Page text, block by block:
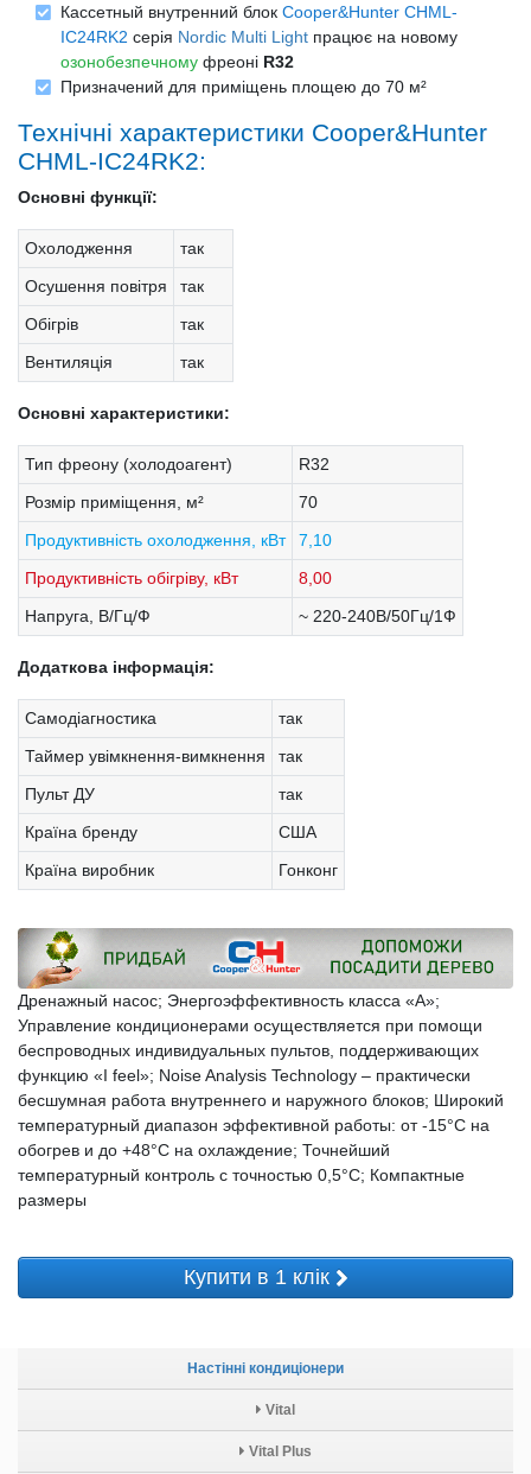
Настінні кондиціонери
Vital
Vital Plus
Кассетный внутренний блок Cooper&Hunter CHML-
IC24RK2 серія Nordic Multi Light працює на новому
озонобезпечному фреоні R32
Призначений для приміщень площею до 70 м²
Технічні характеристики Cooper&Hunter
CHML-IC24RK2:
Основні функції:
Охолодження
так
Осушення повітря
так
Обігрів
так
Вентиляція
так
Основні характеристики:
Тип фреону (холодоагент)
R32
Розмір приміщення, м²
70
Продуктивність охолодження, кВт
7,10
Продуктивність обігріву, кВт
8,00
Напруга, В/Гц/Ф
~ 220-240В/50Гц/1Ф
Додаткова інформація:
Самодіагностика
так
Таймер увімкнення-вимкнення
так
Пульт ДУ
так
Країна бренду
США
Країна виробник
Гонконг
Дренажный насос; Энергоэффективность класса «А»;
Управление кондиционерами осуществляется при помощи
беспроводных индивидуальных пультов, поддерживающих
функцию «I feel»; Noise Analysis Technology – практически
бесшумная работа внутреннего и наружного блоков; Широкий
температурный диапазон эффективной работы: от -15°С на
обогрев и до +48°С на охлаждение; Точнейший
температурный контроль с точностью 0,5°C; Компактные
размеры
Купити в 1 клік